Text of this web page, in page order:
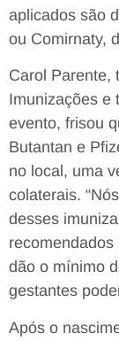
aplicados são
ou Comirnaty,
Carol Parente,
Imunizações e
evento, frisou
Butantan e
no local, uma
colaterais.
desses
dão o mínimo
gestantes
Após o